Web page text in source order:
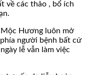
về các thảo , bổ ích
Hương luôn mở
người bệnh bất cứ
lễ vẫn làm việc